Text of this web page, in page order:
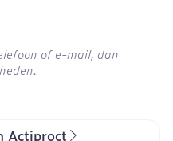
of e-mail, dan
Actiproct